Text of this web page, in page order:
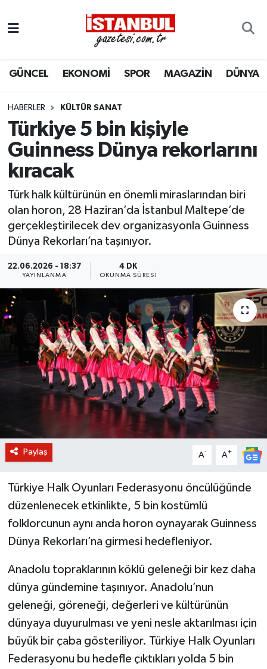
GÜNCEL EKONOMİ SPOR MAGAZİN DÜNYA
HABERLER KÜLTÜR SANAT
Türkiye 5 bin kişiyle
Guinness Dünya rekorlarını
kıracak
Türk halk kültürünün en önemli miraslarından biri
olan horon, 28 Haziran’da İstanbul Maltepe’de
gerçekleştirilecek dev organizasyonla Guinness
Dünya Rekorları’na taşınıyor.
22.06.2026 - 18:37
YAYINLANMA
4 DK
OKUNMA SÜRESI
Paylaş A- A+
Türkiye Halk Oyunları Federasyonu öncülüğünde
düzenlenecek etkinlikte, 5 bin kostümlü
folklorcunun aynı anda horon oynayarak Guinness
Dünya Rekorları’na girmesi hedefleniyor.
Anadolu topraklarının köklü geleneği bir kez daha
dünya gündemine taşınıyor. Anadolu’nun
geleneği, göreneği, değerleri ve kültürünün
dünyaya duyurulması ve yeni nesle aktarılması için
büyük bir çaba gösteriliyor. Türkiye Halk Oyunları
Federasyonu bu hedefle çıktıkları yolda 5 bin
EKONOMİ
İSTANBUL
DÜNYA
SPOR
MAGAZİN
KÜLTÜR SANAT
BİLİM VE TEKNOLOJİ
OTOMOBİL
KURUMSAL
Nöbetçi Eczaneler
Hava Durumu
Trafik Durumu
Süper Lig Puan Durumu ve Fikstür
Tüm Manşetler
Son Dakika Haberleri
Haber Arşivi